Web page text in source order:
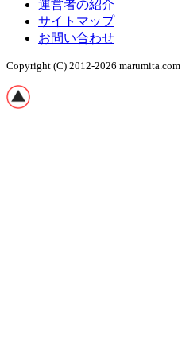
運営者の紹介
サイトマップ
お問い合わせ
Copyright (C) 2012-2026 marumita.com